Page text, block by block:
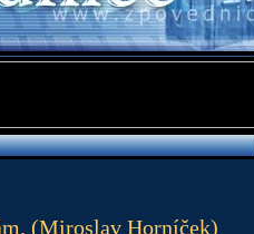
(Miroslav Horníček)